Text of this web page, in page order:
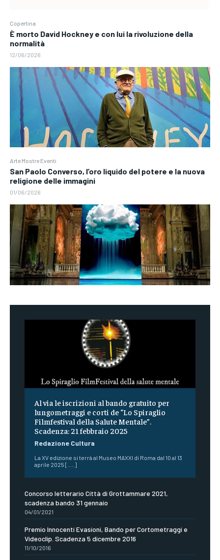
Copertina
È morto David Hockney e con lui la rivoluzione della
normalità
12/06/2026
Arte Mostre Eventi
San Paolo Converso, l’oro liquido del potere e la nuova
religione delle immagini
01/06/2026
Al via le iscrizioni al bando gratuito per
lungometraggi e corti de “Lo Spiraglio
Filmfestival della Salute Mentale”.
Scadenza: 21 febbraio 2025
Redazione Cultura
La XV edizione si terrà al Museo MAXXI di Roma dal 10 al 13
aprile 2025 [.....]
Concorso letterario Città di Grottammare 2021,
scadenza bando 31 gennaio
04/01/2021
Premio Innocenti Evasioni, Bando per Cortometraggi e
Videoclip. Scadenza 5 dicembre 2016
11/10/2016